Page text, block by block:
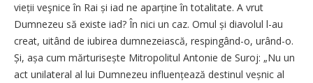
vieții veşnice în Rai și iad ne aparține în totalitate. A vrut
Dumnezeu să existe iad? În nici un caz. Omul și diavolul l-au
creat, uitând de iubirea dumnezeiască, respingând-o, urând-o.
Și, așa cum mărtu­risește Mitropolitul Antonie de Suroj: „Nu un
act unilateral al lui Dumnezeu influențează destinul veșnic al